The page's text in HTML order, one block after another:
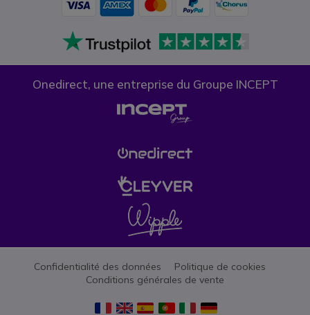
Onedirect, une entreprise du Groupe INCEPT
Confidentialité des données
Politique de cookies
Conditions générales de vente